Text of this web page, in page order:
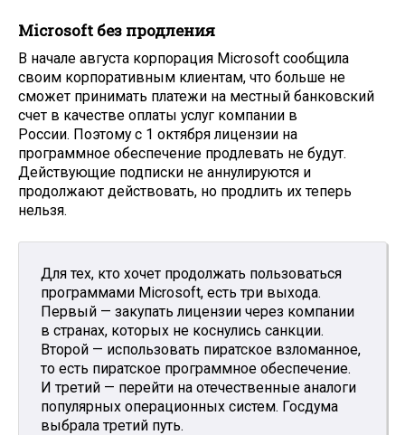
Microsoft без продления
В начале августа корпорация Microsoft сообщила
своим корпоративным клиентам, что больше не
сможет принимать платежи на местный банковский
счет в качестве оплаты услуг компании в
России. Поэтому с 1 октября лицензии на
программное обеспечение продлевать не будут.
Действующие подписки не аннулируются и
продолжают действовать, но продлить их теперь
нельзя.
Для тех, кто хочет продолжать пользоваться
программами Microsoft, есть три выхода.
Первый — закупать лицензии через компании
в странах, которых не коснулись санкции.
Второй — использовать пиратское взломанное,
то есть пиратское программное обеспечение.
И третий — перейти на отечественные аналоги
популярных операционных систем. Госдума
выбрала третий путь.